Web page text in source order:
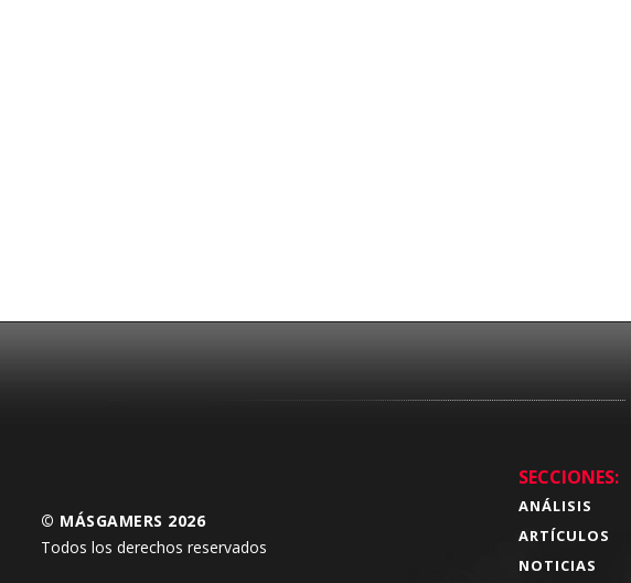
© MÁSGAMERS 2026
Todos los derechos reservados
SECCIONES:
ANÁLISIS
ARTÍCULOS
NOTICIAS